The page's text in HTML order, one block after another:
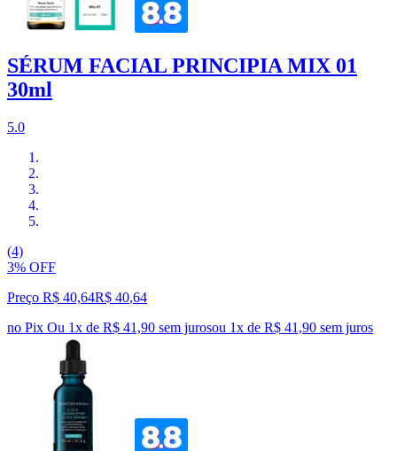
SÉRUM FACIAL PRINCIPIA MIX 01
30ml
5.0
(4)
3% OFF
Preço R$ 40,64R$ 40,64
no Pix Ou 1x de R$ 41,90 sem jurosou 1x de R$ 41,90 sem juros